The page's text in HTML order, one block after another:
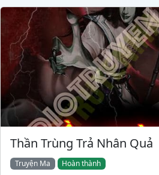
Thần Trùng Trả Nhân Quả
Truyện Ma Hoàn thành